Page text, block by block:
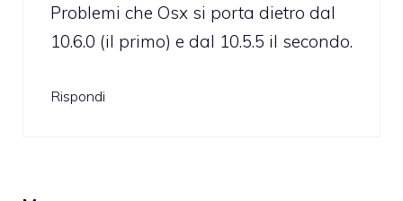
Problemi che Osx si porta dietro dal
10.6.0 (il primo) e dal 10.5.5 il secondo.
Rispondi